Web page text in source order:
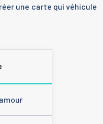
une carte qui véhicule